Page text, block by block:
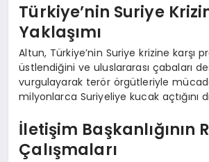
Türkiye’nin Suriye
Yaklaşımı
Altun, Türkiye’nin Suriye krizine karşı
üstlendiğini ve uluslararası çabaları
vurgulayarak terör örgütleriyle
milyonlarca Suriyeliye kucak açtığını
İletişim Başkanlığının
Çalışmaları